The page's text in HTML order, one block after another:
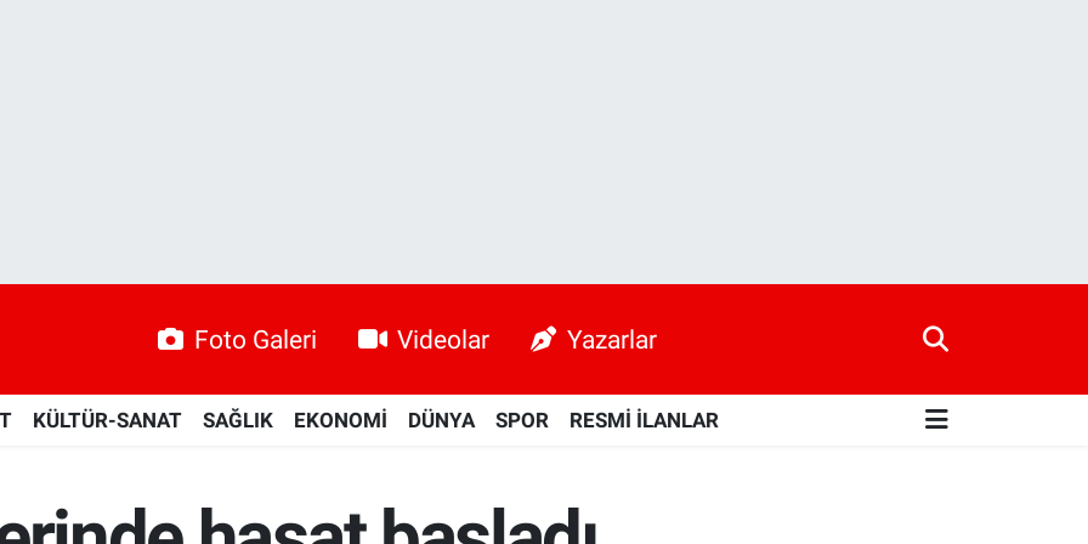
Foto Galeri Videolar Yazarlar
KÜLTÜR-SANAT SAĞLIK EKONOMİ DÜNYA SPOR RESMİ İLANLAR